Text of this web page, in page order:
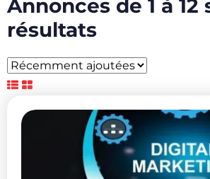
Annonces de 1 à 12
résultats